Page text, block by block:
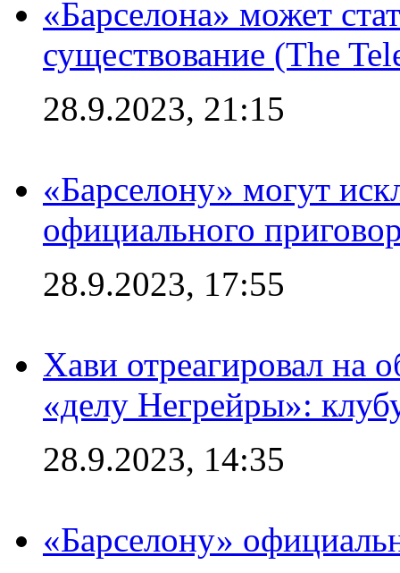
«Барселона» может
существование (The
28.9.2023, 21:15
«Барселону» могут
официального
28.9.2023, 17:55
Хави отреагировал на
«делу Негрейры»:
28.9.2023, 14:35
«Барселону»